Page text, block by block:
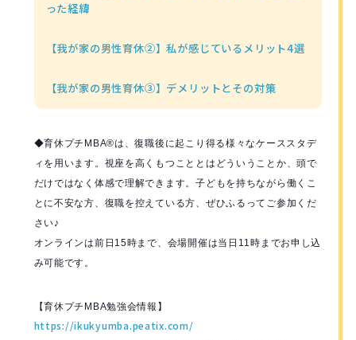
った経緯
【我が家の男性育休②】私が感じているメリット4選
【我が家の男性育休③】デメリットとその対策
◆育休プチMBA®️は、復職後に起こり得る様々なケーススタデ
ィを用います。視座を高くもつこととはどういうことか、頭で
だけではなく体感で理解できます。子どもを持ちながら働くこ
とに不安な方、復職を控えている方、ぜひふるってご参加くだ
さい♪
オンラインは前日15時まで、会場開催は当日11時までお申し込
み可能です。
【育休プチMBA勉強会情報】
https://ikukyumba.peatix.com/